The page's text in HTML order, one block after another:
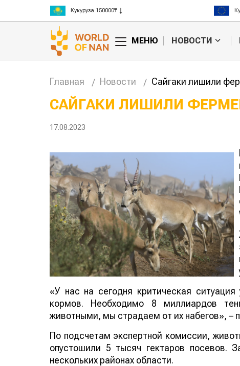
Рис 300000₸
Пшеница 3 класс 125000₸
МЕНЮ НОВОСТИ
Главная Новости Сайгаки лишили
САЙГАКИ ЛИШИЛИ
17.08.2023
«У нас на сегодня критическая
кормов. Необходимо 8 миллиардов
животными, мы страдаем от их набегов», –
По подсчетам экспертной комиссии,
опустошили 5 тысяч гектаров посевов.
нескольких районах области.
авиатоплива